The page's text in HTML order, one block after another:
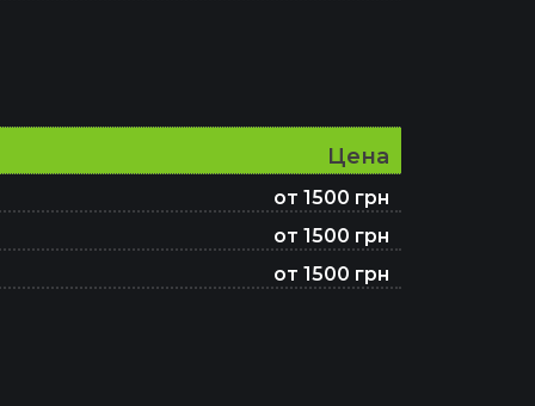
Цена
от 1500 грн
от 1500 грн
от 1500 грн